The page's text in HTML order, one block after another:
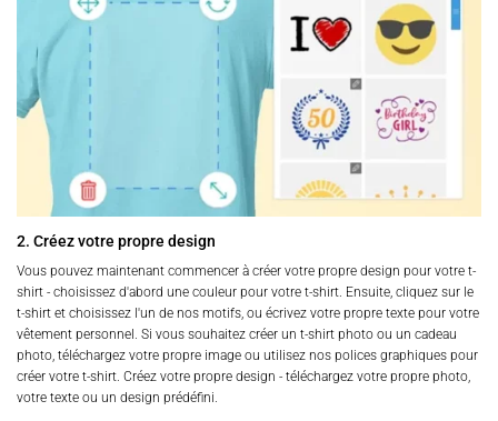
2. Créez votre propre design
Vous pouvez maintenant commencer à créer votre propre design pour votre t-
shirt - choisissez d'abord une couleur pour votre t-shirt. Ensuite, cliquez sur le
t-shirt et choisissez l'un de nos motifs, ou écrivez votre propre texte pour votre
vêtement personnel. Si vous souhaitez créer un t-shirt photo ou un cadeau
photo, téléchargez votre propre image ou utilisez nos polices graphiques pour
créer votre t-shirt. Créez votre propre design - téléchargez votre propre photo,
votre texte ou un design prédéfini.